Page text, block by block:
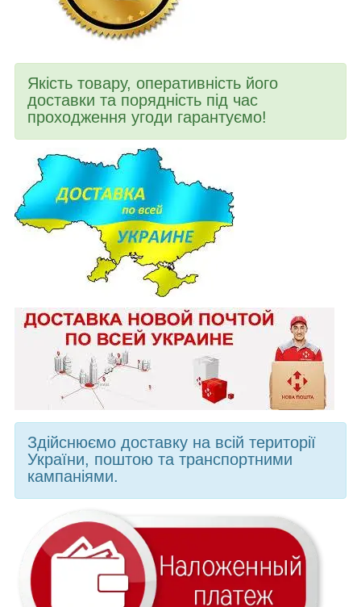
Якість товару, оперативність його
доставки та порядність під час
проходження угоди гарантуємо!
Здійснюємо доставку на всій території
України, поштою та транспортними
кампаніями.